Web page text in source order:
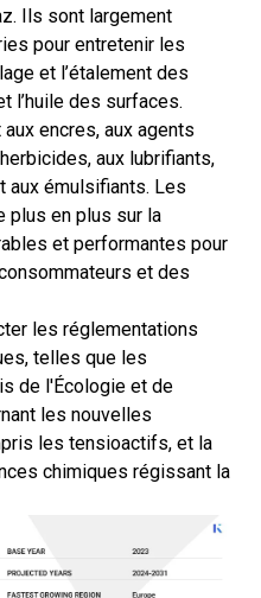
Ils sont largement
pour entretenir les
et l’étalement des
l’huile des surfaces.
encres, aux agents
aux lubrifiants,
émulsifiants. Les
plus en plus sur la
et performantes pour
et des
les réglementations
telles que les
de l'Écologie et de
les nouvelles
les tensioactifs, et la
chimiques régissant la